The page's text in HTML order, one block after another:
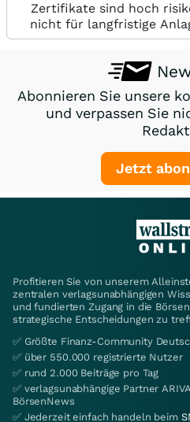
Zertifikate sind hoch
nicht für langfristige
Abonnieren Sie unsere
und verpassen Sie
Jetzt
Profitieren Sie von unserem
zentralen verlagsunabhängigen
und fundierten Zugang in die
strategische Entscheidungen zu
✅ Größte Finanz-Community
✅ über 550.000 registrierte Nutzer
✅ rund 2.000 Beiträge pro Tag
✅ verlagsunabhängige Partner
BörsenNews
✅ Jederzeit einfach handeln beim